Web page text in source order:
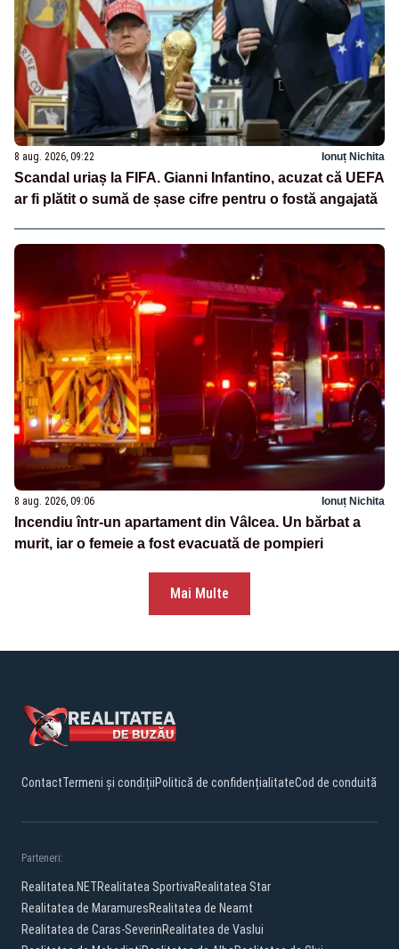
8 aug. 2026, 09:22 Ionuț Nichita
Scandal uriaș la FIFA. Gianni Infantino, acuzat că UEFA
ar fi plătit o sumă de șase cifre pentru o fostă angajată
8 aug. 2026, 09:06 Ionuț Nichita
Incendiu într-un apartament din Vâlcea. Un bărbat a
murit, iar o femeie a fost evacuată de pompieri
Mai Multe
ContactTermeni și condițiiPolitică de confidențialitateCod de conduită
Parteneri:
Realitatea.NETRealitatea SportivaRealitatea Star
Realitatea de MaramuresRealitatea de Neamt
Realitatea de Caras-SeverinRealitatea de Vaslui